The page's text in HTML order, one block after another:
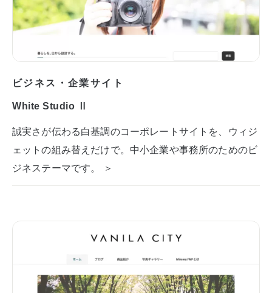
ビジネス・企業サイト
White Studio Ⅱ
誠実さが伝わる白基調のコーポレートサイトを、ウィジ
ェットの組み替えだけで。中小企業や事務所のためのビ
ジネステーマです。 ＞